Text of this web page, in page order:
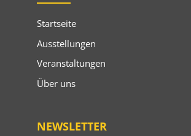
Startseite
Ausstellungen
Veranstaltungen
Über uns
NEWSLETTER